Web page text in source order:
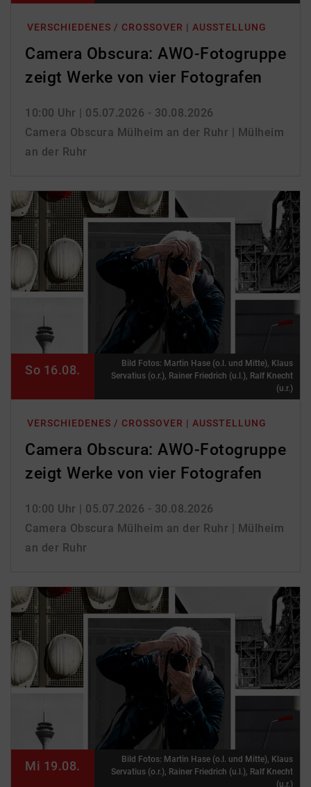
VERSCHIEDENES / CROSSOVER | AUSSTELLUNG
Camera Obscura: AWO-Fotogruppe
zeigt Werke von vier Fotografen
10:00 Uhr | 05.07.2026 - 30.08.2026
Camera Obscura Mülheim an der Ruhr | Mülheim
an der Ruhr
VERSCHIEDENES / CROSSOVER | AUSSTELLUNG
Camera Obscura: AWO-Fotogruppe
zeigt Werke von vier Fotografen
10:00 Uhr | 05.07.2026 - 30.08.2026
Camera Obscura Mülheim an der Ruhr | Mülheim
an der Ruhr
So 16.08.
Bild Fotos: Martin Hase (o.l. und Mitte), Klaus
Servatius (o.r.), Rainer Friedrich (u.l.), Ralf Knecht
(u.r.)
Mi 19.08.
Bild Fotos: Martin Hase (o.l. und Mitte), Klaus
Servatius (o.r.), Rainer Friedrich (u.l.), Ralf Knecht
(u.r.)